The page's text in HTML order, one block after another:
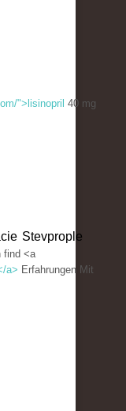
">lisinopril 40 mg
Stevprople
find <a
a> Erfahrungen Mit